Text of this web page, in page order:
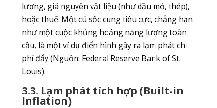
lương, giá nguyên vật liệu (như dầu mỏ, thép),
hoặc thuế. Một cú sốc cung tiêu cực, chẳng hạn
như một cuộc khủng hoảng năng lượng toàn
cầu, là một ví dụ điển hình gây ra lạm phát chi
phí đẩy (Nguồn: Federal Reserve Bank of St.
Louis).
3.3. Lạm phát tích hợp (Built-in
Inflation)